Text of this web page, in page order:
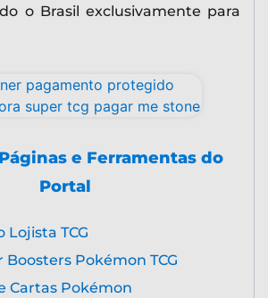
o Brasil exclusivamente para
e Ferramentas do
Portal
Lojista TCG
Boosters Pokémon TCG
Cartas Pokémon